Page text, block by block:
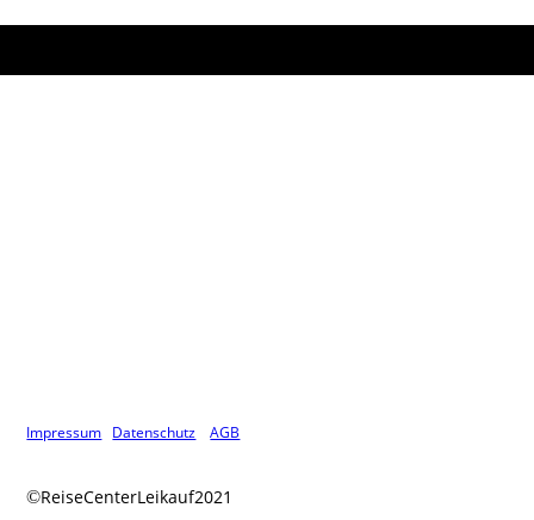
Impressum Datenschutz AGB
©ReiseCenterLeikauf2021